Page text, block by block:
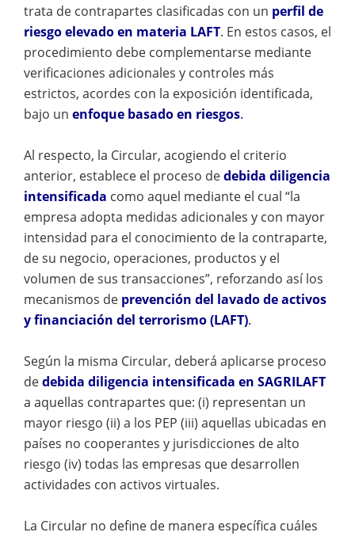
trata de contrapartes clasificadas con un perfil de
riesgo elevado en materia LAFT. En estos casos, el
procedimiento debe complementarse mediante
verificaciones adicionales y controles más
estrictos, acordes con la exposición identificada,
bajo un enfoque basado en riesgos.
Al respecto, la Circular, acogiendo el criterio
anterior, establece el proceso dedebida diligencia
intensificada como aquel mediante el cual “la
empresa adopta medidas adicionales y con mayor
intensidad para el conocimiento de la contraparte,
de su negocio, operaciones, productos y el
volumen de sus transacciones”, reforzando así los
mecanismos de prevención del lavado de activos
y financiación del terrorismo (LAFT).
Según la misma Circular, deberá aplicarse proceso
dedebida diligencia intensificada en SAGRILAFT
a aquellas contrapartes que: (i) representan un
mayor riesgo (ii) a los PEP (iii) aquellas ubicadas en
países no cooperantes y jurisdicciones de alto
riesgo (iv) todas las empresas que desarrollen
actividades con activos virtuales.
La Circular no define de manera específica cuáles